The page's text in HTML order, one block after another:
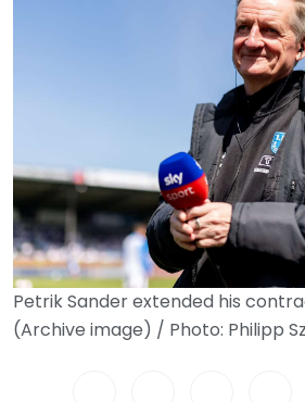
Petrik Sander extended his
(Archive image) / Photo: Philipp